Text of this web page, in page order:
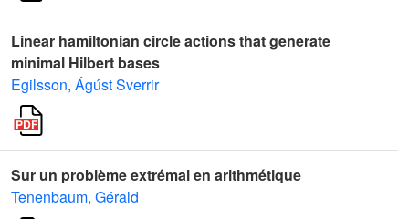
Linear hamiltonian circle actions that generate
minimal Hilbert bases
Egilsson, Ágúst Sverrir
Sur un problème extrémal en arithmétique
Tenenbaum, Gérald